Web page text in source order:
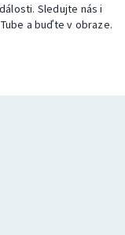
Sledujte nás i
a buďte v obraze.